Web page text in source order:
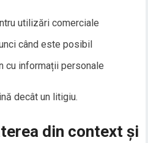
utilizări comerciale
când este posibil
cu informații personale
decât un litigiu.
din context și